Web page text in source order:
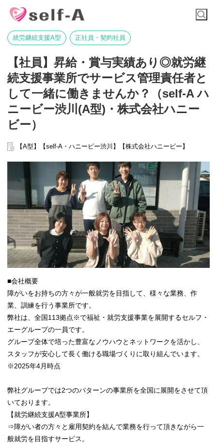
就労継続支援A型 正社員・契約社員
【社員】昇給・賞与実績あり◎就労継
続支援事業所でサービス管理責任者と
して一緒に働きませんか？（self-A ハ
ニービー渋川(A型)・株式会社ハニー
ビー）
【A型】【self-A・ハニービー渋川】【株式会社ハニービー】
■会社概要
障がいをお持ちの方々が一般就労を目指して、様々な業務、作
業、訓練を行う事業所です。
弊社は、全国113拠点※で福祉・就労支援事業を展開するセルフ・
エーグループの一員です。
グループ全体で培った豊富なノウハウとネットワークを活かし、
スタッフが安心して長く働ける職場づくりに取り組んでいます。
※2025年4月時点
弊社グループでは2つのパターンの事業所を全国に展開をさせて頂
いております。
【就労継続支援A型事業所】
⇒障がい者の方々と雇用契約を結んで業務を行って頂きながら一
般就労を目指すサービス。